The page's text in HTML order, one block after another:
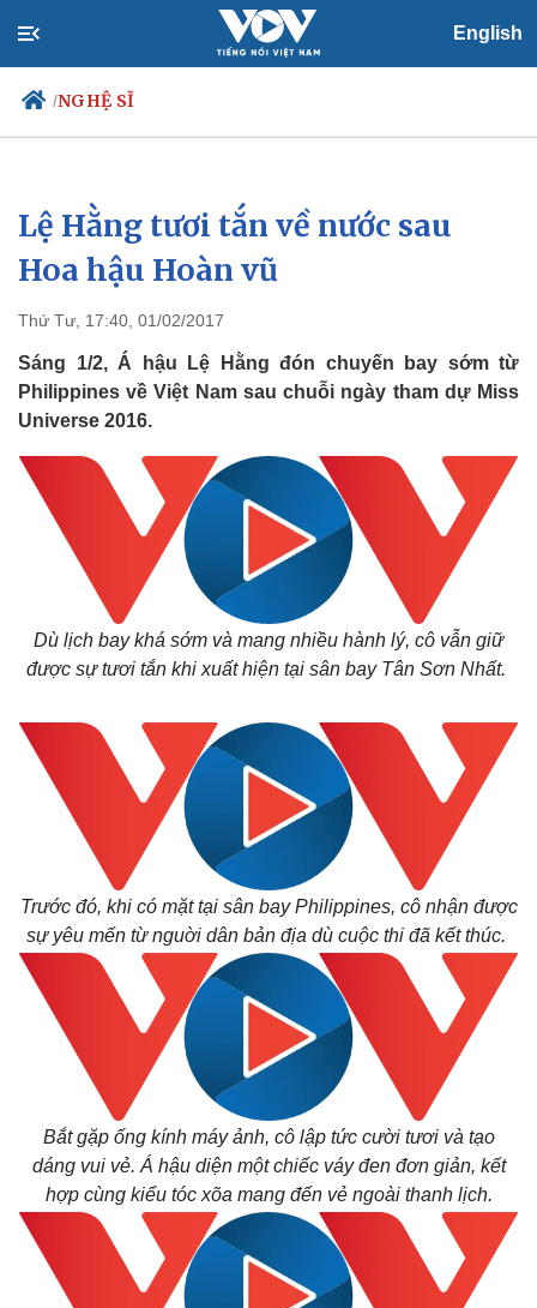
English
/NGHỆ SĨ
Chính trị
Đảng
Tổ chức nhân sự
Nhận diện sự thật
Xã hội
Việc làm
Biển đảo
Lệ Hằng tươi tắn về nước sau
Hoa hậu Hoàn vũ
Thứ Tư, 17:40, 01/02/2017
Sáng 1/2, Á hậu Lệ Hằng đón chuyến bay sớm từ
Philippines về Việt Nam sau chuỗi ngày tham dự Miss
Universe 2016.
Dù lịch bay khá sớm và mang nhiều hành lý, cô vẫn giữ
được sự tươi tắn khi xuất hiện tại sân bay Tân Sơn Nhất.
Trước đó, khi có mặt tại sân bay Philippines, cô nhận được
sự yêu mến từ nguời dân bản địa dù cuộc thi đã kết thúc.
Bắt gặp ống kính máy ảnh, cô lập tức cười tươi và tạo
dáng vui vẻ. Á hậu diện một chiếc váy đen đơn giản, kết
hợp cùng kiểu tóc xõa mang đến vẻ ngoài thanh lịch.